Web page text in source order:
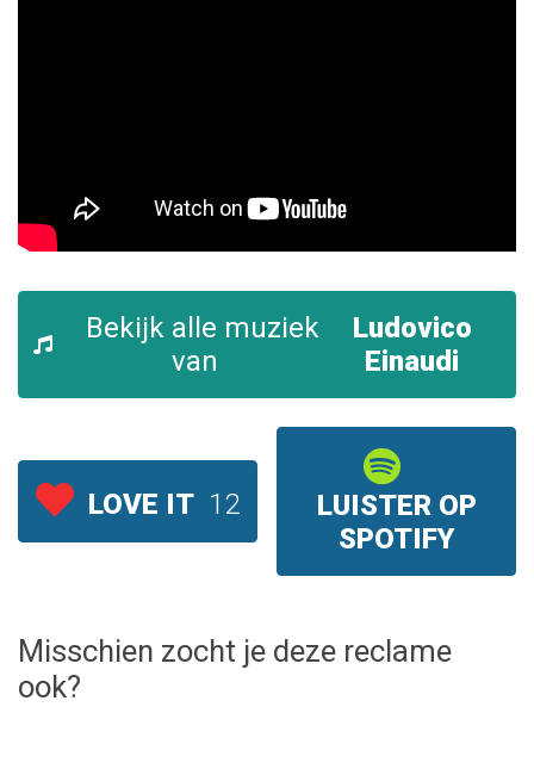
Bekijk alle muziek
van
Ludovico
Einaudi
LOVE IT 12
LUISTER OP
SPOTIFY
Misschien zocht je deze reclame
ook?